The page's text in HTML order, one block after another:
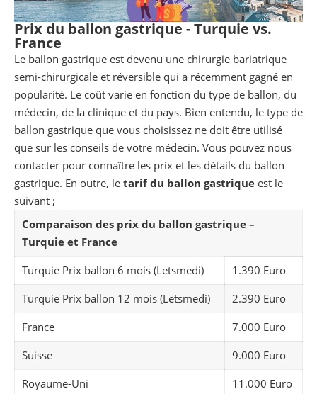
Prix du ballon gastrique - Turquie vs.
France
Le ballon gastrique est devenu une chirurgie bariatrique
semi-chirurgicale et réversible qui a récemment gagné en
popularité. Le coût varie en fonction du type de ballon, du
médecin, de la clinique et du pays. Bien entendu, le type de
ballon gastrique que vous choisissez ne doit être utilisé
que sur les conseils de votre médecin. Vous pouvez nous
contacter pour connaître les prix et les détails du ballon
gastrique. En outre, le tarif du ballon gastrique est le
suivant ;
Comparaison des prix du ballon gastrique –
Turquie et France
Turquie Prix ballon 6 mois (Letsmedi)
1.390 Euro
Turquie Prix ballon 12 mois (Letsmedi)
2.390 Euro
France
7.000 Euro
Suisse
9.000 Euro
Royaume-Uni
11.000 Euro